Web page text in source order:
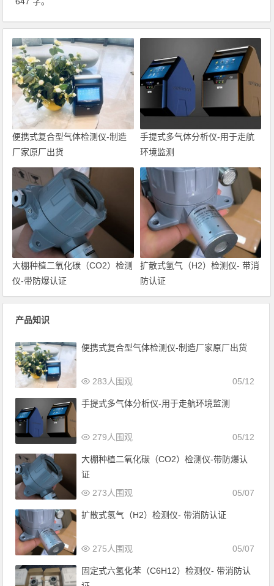
便携式复合型气体检测仪-制造
厂家原厂出货
手提式多气体分析仪-用于走航
环境监测
大棚种植二氧化碳（CO2）检测
仪-带防爆认证
扩散式氢气（H2）检测仪- 带消
防认证
产品知识
便携式复合型气体检测仪-制造厂家原厂出货
05/12
283人围观
手提式多气体分析仪-用于走航环境监测
05/12
279人围观
大棚种植二氧化碳（CO2）检测仪-带防爆认
证
05/07
273人围观
扩散式氢气（H2）检测仪- 带消防认证
05/07
275人围观
固定式六氢化苯（C6H12）检测仪- 带消防认